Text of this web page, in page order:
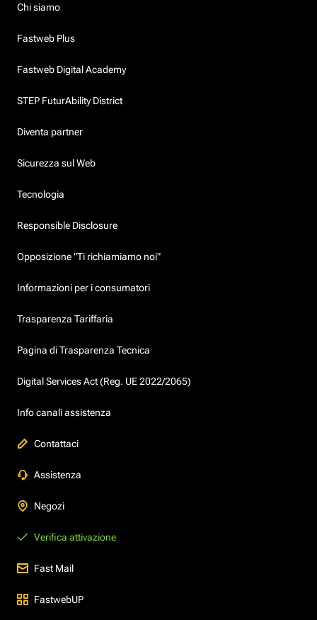
Chi siamo
Fastweb Plus
Fastweb Digital Academy
STEP FuturAbility District
Diventa partner
Sicurezza sul Web
Tecnologia
Responsible Disclosure
Opposizione "Ti richiamiamo noi"
Informazioni per i consumatori
Trasparenza Tariffaria
Pagina di Trasparenza Tecnica
Digital Services Act (Reg. UE 2022/2065)
Info canali assistenza
Contattaci
Assistenza
Negozi
Verifica attivazione
Fast Mail
FastwebUP